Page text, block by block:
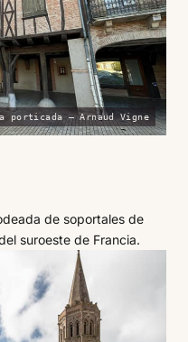
porticada — Arnaud Vigne
de soportales de
suroeste de Francia.